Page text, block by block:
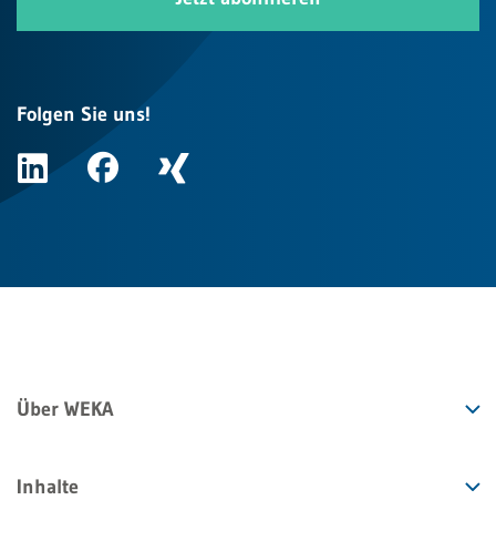
Folgen Sie uns!
Über WEKA
Inhalte